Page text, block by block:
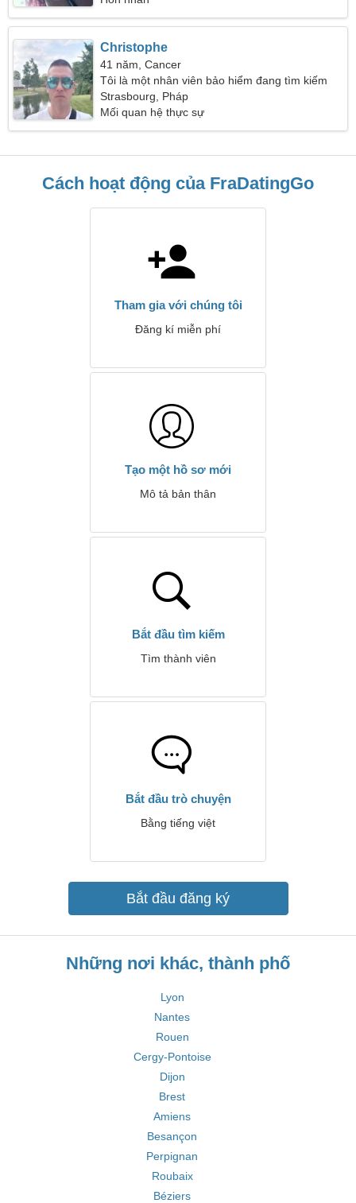
Christophe
41 năm, Cancer
Tôi là một nhân viên bảo hiểm đang tìm kiếm
một phụ nữ mảnh mai
Strasbourg, Pháp
Mối quan hệ thực sự
Cách hoạt động của FraDatingGo
Tham gia với chúng tôi
Đăng kí miễn phí
Tạo một hồ sơ mới
Mô tả bản thân
Bắt đầu tìm kiếm
Tìm thành viên
Bắt đầu trò chuyện
Bằng tiếng việt
Bắt đầu đăng ký
Những nơi khác, thành phố
Lyon
Nantes
Rouen
Cergy-Pontoise
Dijon
Brest
Amiens
Besançon
Perpignan
Roubaix
Béziers